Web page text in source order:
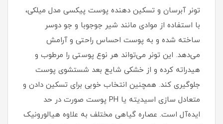
تونر آبرسان و تسکین دهنده پوست پیکسی مدل میلکی،
با استفاده از موادی مانند شیر جوجوبا و جو دوسر
ساخته شده و به پوست احساس راحتی و آرامش
می‌دهد. این تونر می‌تواند هر نوع پوستی را مرطوب و
هیدراته کرده و از خشکی شایع بعد شستشوی پوست
جلوگیری کند. همچنین انتخاب خوبی برای تسکین دادن و
متعادل سازی اسیدیته یا PH پوست صورت در حد
ایده‌آل است. عصاره گیاهی مختلف به علاوه هیالورونیک